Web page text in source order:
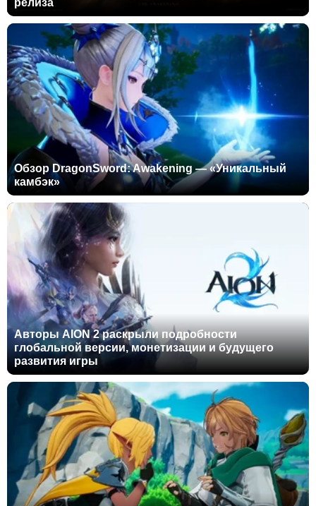
релиза
Обзор DragonSword: Awakening — «Уникальный
камбэк»
Авторы AION 2 раскрыли подробности
глобальной версии, монетизации и будущего
развития игры